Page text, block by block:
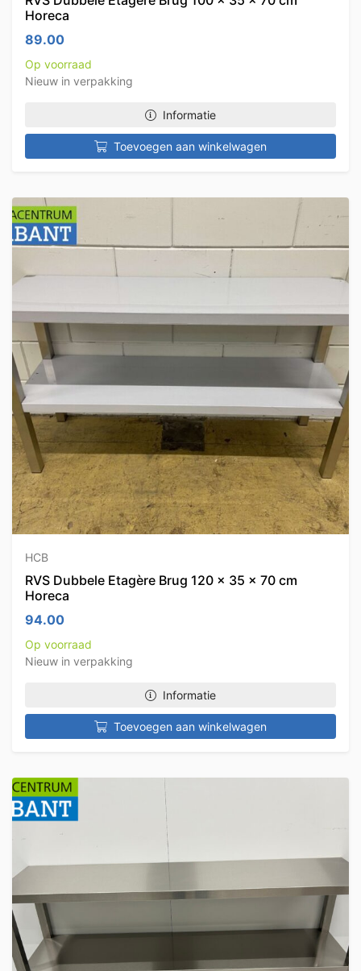
Horeca
89.00
Op voorraad
Nieuw in verpakking
Informatie
Toevoegen aan winkelwagen
HCB
RVS Dubbele Etagère Brug 120 x 35 x 70 cm
Horeca
94.00
Op voorraad
Nieuw in verpakking
Informatie
Toevoegen aan winkelwagen